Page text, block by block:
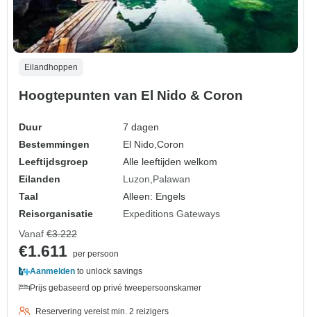
Eilandhoppen
Hoogtepunten van El Nido & Coron
Duur
7 dagen
Bestemmingen
El Nido,Coron
Leeftijdsgroep
Alle leeftijden welkom
Eilanden
Luzon Palawan
Taal
Alleen: Engels
Reisorganisatie
Expeditions Gateways
Vanaf €3.222
€1.611 per persoon
Aanmelden to unlock savings
Prijs gebaseerd op privé tweepersoonskamer
Reservering vereist min. 2 reizigers